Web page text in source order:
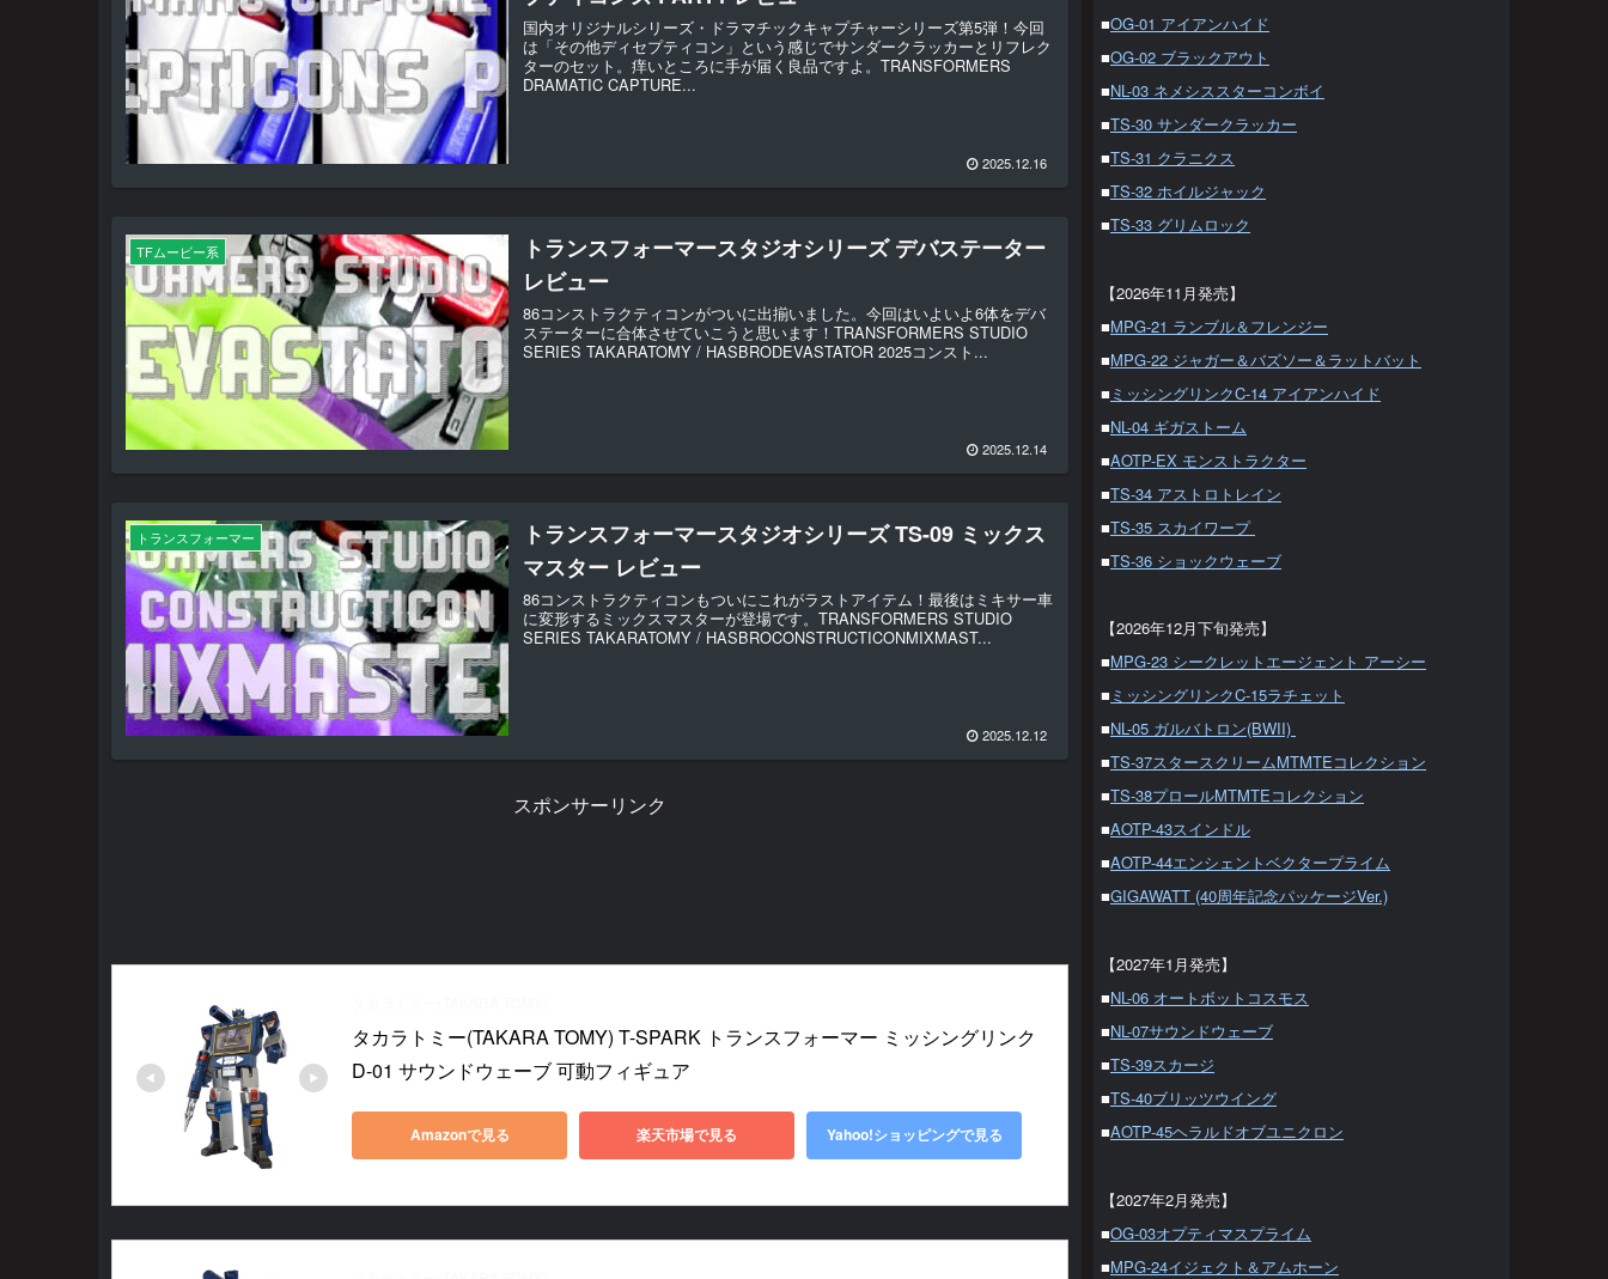
国内オリジナルシリーズ・ドラマチックキャプチャーシリーズ第5弾！今回
は「その他ディセプティコン」という感じでサンダークラッカーとリフレク
ターのセット。痒いところに手が届く良品ですよ。TRANSFORMERS
DRAMATIC CAPTURE...
2025.12.16
TFムービー系
トランスフォーマースタジオシリーズ デバステーター
レビュー
86コンストラクティコンがついに出揃いました。今回はいよいよ6体をデバ
ステーターに合体させていこうと思います！TRANSFORMERS STUDIO
SERIES TAKARATOMY / HASBRODEVASTATOR 2025コンスト...
2025.12.14
トランスフォーマー
トランスフォーマースタジオシリーズ TS-09 ミックス
マスター レビュー
86コンストラクティコンもついにこれがラストアイテム！最後はミキサー車
に変形するミックスマスターが登場です。TRANSFORMERS STUDIO
SERIES TAKARATOMY / HASBROCONSTRUCTICONMIXMAST...
2025.12.12
スポンサーリンク
タカラトミー(TAKARA TOMY) T-SPARK トランスフォーマー ミッシングリンク
D-01 サウンドウェーブ 可動フィギュア
Amazonで見る 楽天市場で見る Yahoo!ショッピングで見る
■OG-01 アイアンハイド
■OG-02 ブラックアウト
■NL-03 ネメシススターコンボイ
■TS-30 サンダークラッカー
■TS-31 クラニクス
■TS-32 ホイルジャック
■TS-33 グリムロック
【2026年11月発売】
■MPG-21 ランブル＆フレンジー
■MPG-22 ジャガー＆バズソー＆ラットバット
■ ミッシングリンクC-14 アイアンハイド
■NL-04 ギガストーム
■AOTP-EX モンストラクター
■TS-34 アストロトレイン
■TS-35 スカイワープ
■TS-36 ショックウェーブ
【2026年12月下旬発売】
■MPG-23 シークレットエージェント アーシー
■ ミッシングリンクC-15ラチェット
■NL-05 ガルバトロン(BWII)
■TS-37スタースクリームMTMTEコレクション
■TS-38プロールMTMTEコレクション
■AOTP-43スインドル
■AOTP-44エンシェントベクタープライム
■GIGAWATT (40周年記念パッケージVer.)
【2027年1月発売】
■NL-06 オートボットコスモス
■NL-07サウンドウェーブ
■TS-39スカージ
■TS-40ブリッツウイング
■AOTP-45ヘラルドオブユニクロン
【2027年2月発売】
■OG-03オプティマスプライム
■MPG-24イジェクト＆アムホーン